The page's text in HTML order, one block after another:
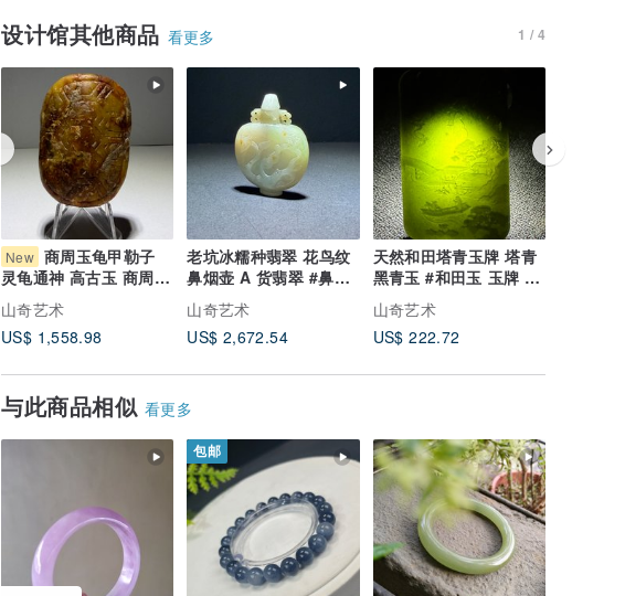
设计馆其他商品 看更多 1 / 4
New 商周玉龟甲勒子
灵龟通神 高古玉 商周玉
器 玉勒子 古玉 山奇艺
术
山奇艺术
US$ 1,558.98
老坑冰糯种翡翠 花鸟纹
鼻烟壶 A 货翡翠 #鼻烟
壶 #snuff bottle
山奇艺术
US$ 2,672.54
天然和田塔青玉牌 塔青
黑青玉 #和田玉 玉牌 山
水牌 #山奇艺术
山奇艺术
US$ 222.72
与此商品相似 看更多
包邮